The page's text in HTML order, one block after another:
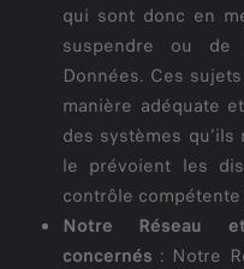
qui sont donc en
suspendre ou
Données. Ces
manière adéquate
des systèmes qu'ils
le prévoient les
contrôle compétente
Notre Réseau
concernés : Notre